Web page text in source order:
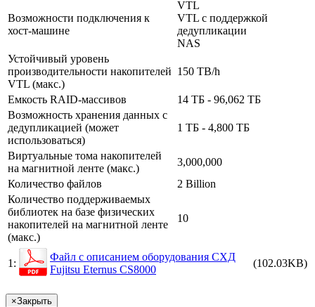
Возможности подключения к
хост-машине
VTL
VTL с поддержкой
дедупликации
NAS
Устойчивый уровень
производительности накопителей
VTL (макс.)
150 TB/h
Емкость RAID-массивов
14 ТБ - 96,062 ТБ
Возможность хранения данных с
дедупликацией (может
использоваться)
1 ТБ - 4,800 ТБ
Виртуальные тома накопителей
на магнитной ленте (макс.)
3,000,000
Количество файлов
2 Billion
Количество поддерживаемых
библиотек на базе физических
накопителей на магнитной ленте
(макс.)
10
1:
Файл с описанием оборудования СХД
Fujitsu Eternus CS8000
(102.03KB)
×Закрыть